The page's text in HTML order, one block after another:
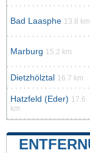
Bad Laasphe 13.8 km
Marburg 15.2 km
Dietzhölztal 16.7 km
Hatzfeld (Eder) 17.6
km